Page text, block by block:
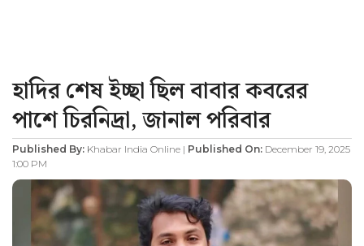
হাদির শেষ ইচ্ছা ছিল বাবার কবরের
পাশে চিরনিদ্রা, জানাল পরিবার
Published By: Khabar India Online | Published On: December 19, 2025
1:00 PM